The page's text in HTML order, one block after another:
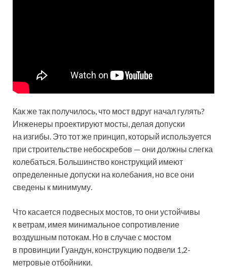
Как же так получилось, что мост вдруг начал гулять?
Инженеры проектируют мосты, делая допуски
на изгибы. Это тот же принцип, который используется
при строительстве небоскребов — они должны слегка
колебаться. Большинство конструкций имеют
определенные допуски на колебания, но все они
сведены к минимуму.
Что касается подвесных мостов, то они устойчивы
к ветрам, имея минимальное сопротивление
воздушным потокам. Но в случае с мостом
в провинции Гуандун, конструкцию подвели 1,2-
метровые отбойники.